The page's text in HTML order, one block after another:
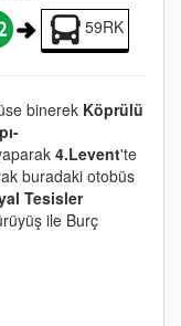
59RK
binerek Köprülü
4.Levent'te
buradaki otobüs
Tesisler
ile Burç